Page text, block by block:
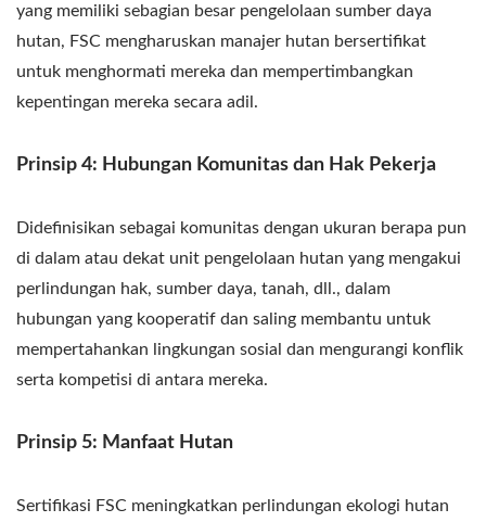
yang memiliki sebagian besar pengelolaan sumber daya
hutan, FSC mengharuskan manajer hutan bersertifikat
untuk menghormati mereka dan mempertimbangkan
kepentingan mereka secara adil.
Prinsip 4: Hubungan Komunitas dan Hak Pekerja
Didefinisikan sebagai komunitas dengan ukuran berapa pun
di dalam atau dekat unit pengelolaan hutan yang mengakui
perlindungan hak, sumber daya, tanah, dll., dalam
hubungan yang kooperatif dan saling membantu untuk
mempertahankan lingkungan sosial dan mengurangi konflik
serta kompetisi di antara mereka.
Prinsip 5: Manfaat Hutan
Sertifikasi FSC meningkatkan perlindungan ekologi hutan